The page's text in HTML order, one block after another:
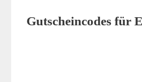
Gutscheincodes für